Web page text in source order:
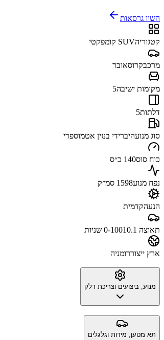
השוו גרסאות
קטגוריהSUV קומפקטי
מרכבקרוסאובר
מקומות ישיבה5
דלתות5
סוג מנועהיברידי בנזין אטמוספרי
כוח סוס140 כ״ס
נפח מנוע1598 סמ״ק
הנעהקדמית
תאוצה 0-100 10.1 שניות
ארץ ייצוררומניה
מנוע, ביצועים וצריכת דלק
תא מטען, מידות וגלגלים